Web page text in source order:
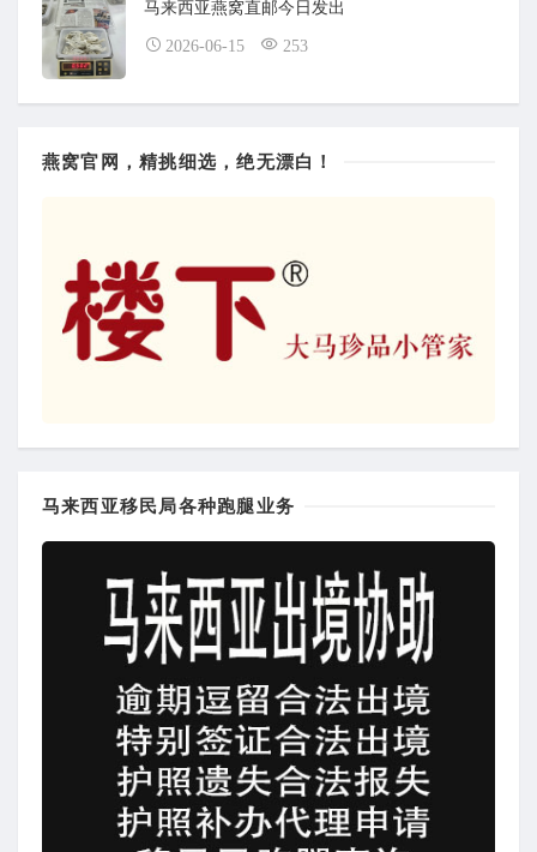
马来西亚燕窝直邮今日发出
2026-06-15 253
燕窝官网，精挑细选，绝无漂白！
马来西亚移民局各种跑腿业务